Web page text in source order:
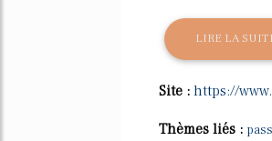
LIRE LA
Site : https://
Thèmes liés :